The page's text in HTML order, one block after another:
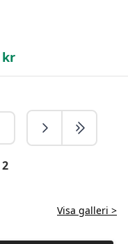
kr
2
Visa galleri >